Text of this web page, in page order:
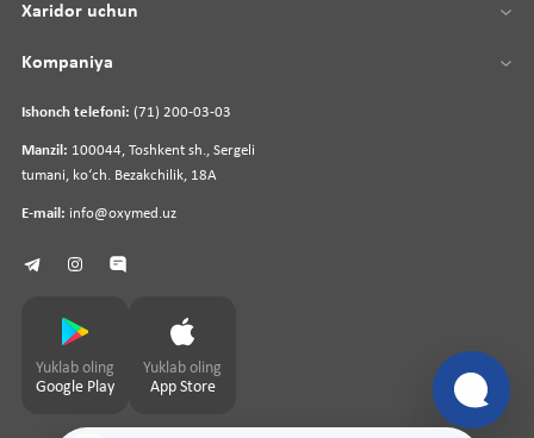
Ishonch telefoni: (71) 200-03-03
Manzil: 100044, Toshkent sh., Sergeli
tumani, koʻch. Bezakchilik, 18A
E-mail: info@oxymed.uz
Xaridor uchun
Kompaniya
Yuklab oling
Google Play
Yuklab oling
App Store